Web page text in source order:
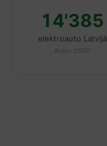
14'385
elektroauto Latvijā
Avots: CSDD